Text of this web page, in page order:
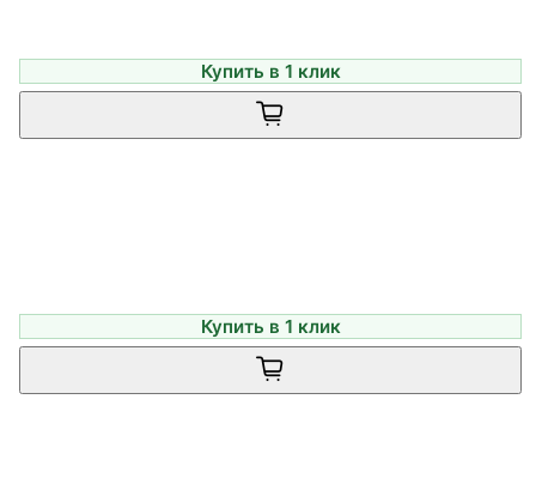
Купить в 1 клик
Купить в 1 клик